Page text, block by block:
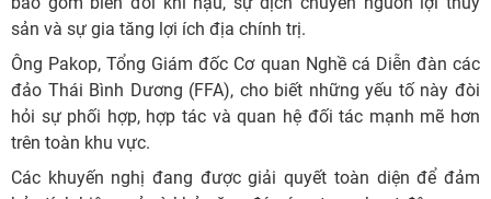
sản và sự gia tăng lợi ích địa chính trị.
Ông Pakop, Tổng Giám đốc Cơ quan Nghề cá Diễn đàn các
đảo Thái Bình Dương (FFA), cho biết những yếu tố này đòi
hỏi sự phối hợp, hợp tác và quan hệ đối tác mạnh mẽ hơn
trên toàn khu vực.
Các khuyến nghị đang được giải quyết toàn diện để đảm